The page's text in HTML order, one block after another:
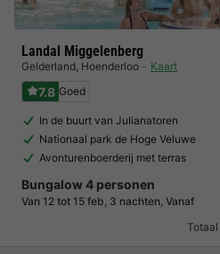
Landal Miggelenberg
Gelderland, Hoenderloo Kaart
7.8 Goed
In de buurt van Julianatoren
Nationaal park de Hoge Veluwe
Avonturenboerderij met terras
Bungalow 4 personen
Van 12 tot 15 feb, 3 nachten, Vanaf
Totaal